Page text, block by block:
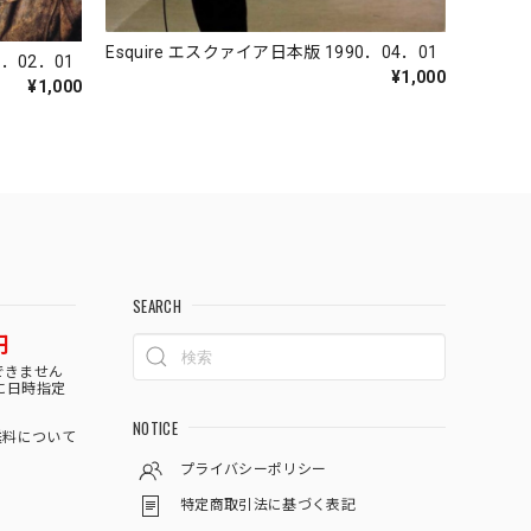
02．01
¥1,000
Esquire エスクァイア日本版 1990．04．01
¥1,000
きません
日時指定
について
SEARCH
NOTICE
プライバシーポリシー
特定商取引法に基づく表記